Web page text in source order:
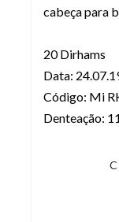
cabeça para
20 Dirhams
Data:
Código: Mi
Denteação: